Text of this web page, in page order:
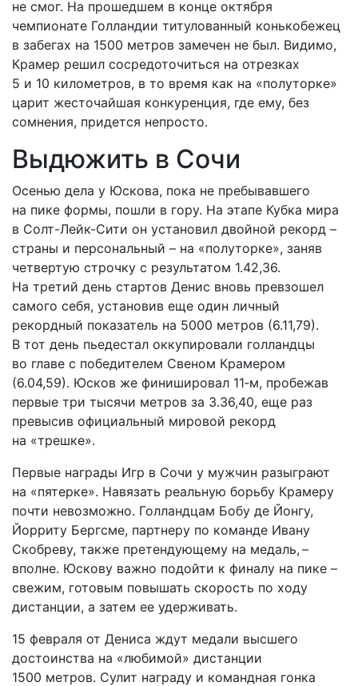
не смог. На прошедшем в конце октября
чемпионате Голландии титулованный конькобежец
в забегах на 1500 метров замечен не был. Видимо,
Крамер решил сосредоточиться на отрезках
5 и 10 километров, в то время как на «полуторке»
царит жесточайшая конкуренция, где ему, без
сомнения, придется непросто.
Выдюжить в Сочи
Осенью дела у Юскова, пока не пребывавшего
на пике формы, пошли в гору. На этапе Кубка мира
в Солт-Лейк-Сити он установил двойной рекорд –
страны и персональный – на «полуторке», заняв
четвертую строчку с результатом 1.42,36.
На третий день стартов Денис вновь превзошел
самого себя, установив еще один личный
рекордный показатель на 5000 метров (6.11,79).
В тот день пьедестал оккупировали голландцы
во главе с победителем Свеном Крамером
(6.04,59). Юсков же финишировал 11‑м, пробежав
первые три тысячи метров за 3.36,40, еще раз
превысив официальный мировой рекорд
на «трешке».
Первые награды Игр в Сочи у мужчин разыграют
на «пятерке». Навязать реальную борьбу Крамеру
почти невозможно. Голландцам Бобу де Йонгу,
Йорриту Бергсме, партнеру по команде Ивану
Скобреву, также претендующему на медаль, –
вполне. Юскову важно подойти к финалу на пике –
свежим, готовым повышать скорость по ходу
дистанции, а затем ее удерживать.
15 февраля от Дениса ждут медали высшего
достоинства на «любимой» дистанции
1500 метров. Сулит награду и команд­ная гонка